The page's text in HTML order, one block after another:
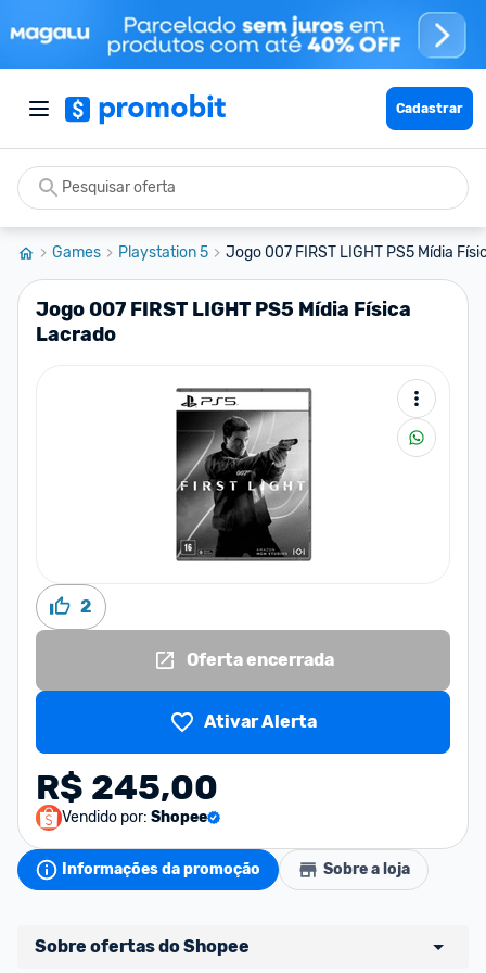
Cadastrar
Games Playstation 5 Jogo 007 FIRST LIGHT PS5 Mídia
Jogo 007 FIRST LIGHT PS5 Mídia Física
Lacrado
2
Oferta encerrada
Ativar Alerta
R$ 245,00
Vendido por: Shopee
Informações da promoção Sobre a loja
Sobre ofertas do Shopee